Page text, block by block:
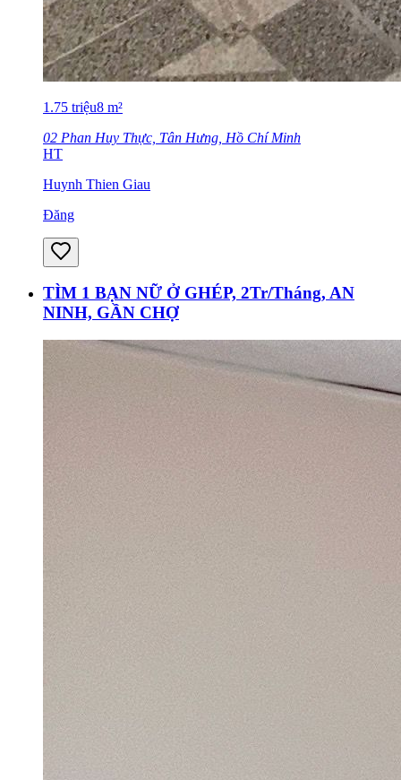
1.75 triệu8 m²
02 Phan Huy Thực, Tân Hưng, Hồ Chí Minh
HT
Huynh Thien Giau
Đăng
TÌM 1 BẠN NỮ Ở GHÉP, 2Tr/Tháng, AN
NINH, GẦN CHỢ